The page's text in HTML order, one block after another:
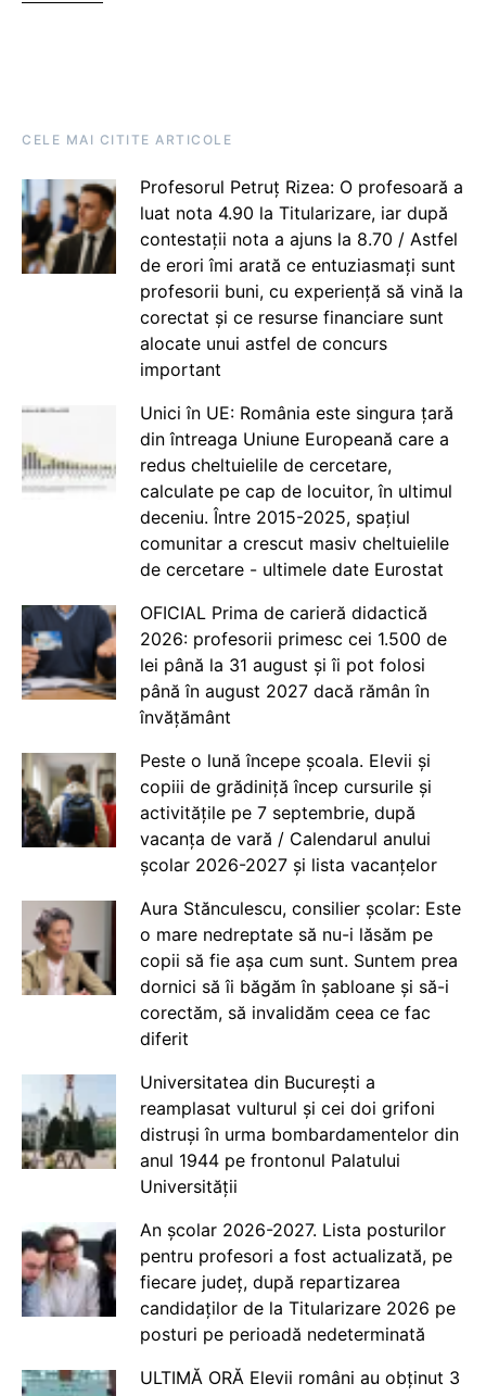
CELE MAI CITITE ARTICOLE
Profesorul Petruț Rizea: O profesoară a
luat nota 4.90 la Titularizare, iar după
contestații nota a ajuns la 8.70 / Astfel
de erori îmi arată ce entuziasmați sunt
profesorii buni, cu experiență să vină la
corectat și ce resurse financiare sunt
alocate unui astfel de concurs
important
Unici în UE: România este singura țară
din întreaga Uniune Europeană care a
redus cheltuielile de cercetare,
calculate pe cap de locuitor, în ultimul
deceniu. Între 2015-2025, spațiul
comunitar a crescut masiv cheltuielile
de cercetare - ultimele date Eurostat
OFICIAL Prima de carieră didactică
2026: profesorii primesc cei 1.500 de
lei până la 31 august și îi pot folosi
până în august 2027 dacă rămân în
învățământ
Peste o lună începe școala. Elevii și
copiii de grădiniță încep cursurile și
activitățile pe 7 septembrie, după
vacanța de vară / Calendarul anului
școlar 2026-2027 și lista vacanțelor
Aura Stănculescu, consilier școlar: Este
o mare nedreptate să nu-i lăsăm pe
copii să fie așa cum sunt. Suntem prea
dornici să îi băgăm în șabloane și să-i
corectăm, să invalidăm ceea ce fac
diferit
Universitatea din București a
reamplasat vulturul și cei doi grifoni
distruși în urma bombardamentelor din
anul 1944 pe frontonul Palatului
Universității
An școlar 2026-2027. Lista posturilor
pentru profesori a fost actualizată, pe
fiecare județ, după repartizarea
candidaților de la Titularizare 2026 pe
posturi pe perioadă nedeterminată
ULTIMĂ ORĂ Elevii români au obținut 3